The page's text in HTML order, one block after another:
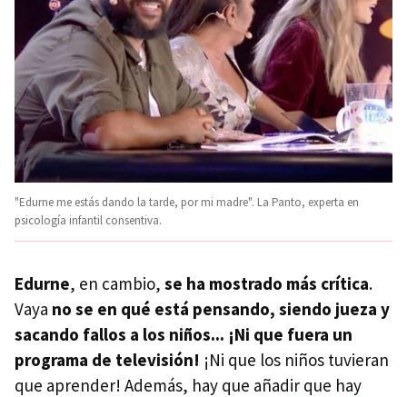
"Edurne me estás dando la tarde, por mi madre". La Panto, experta en
psicología infantil consentiva.
Edurne, en cambio, se ha mostrado más crítica.
Vaya no se en qué está pensando, siendo jueza y
sacando fallos a los niños... ¡Ni que fuera un
programa de televisión! ¡Ni que los niños tuvieran
que aprender! Además, hay que añadir que hay